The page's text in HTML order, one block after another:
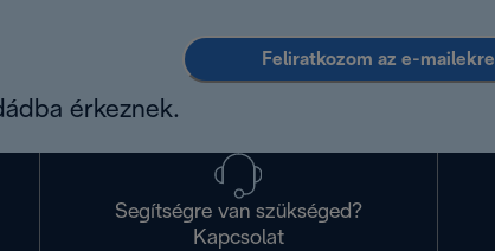
érkeznek.
Feliratkozom az e-mailekre
Segítségre van szükséged?
Kapcsolat